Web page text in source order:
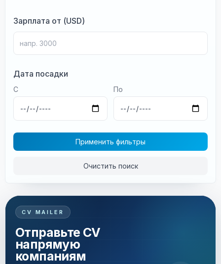
Зарплата от (USD)
Дата посадки
С По
Применить фильтры
Очистить поиск
CV MAILER
Отправьте CV
напрямую
компаниям